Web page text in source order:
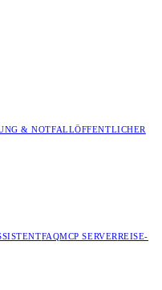
& NOTFALLÖFFENTLICHER
FAQMCP SERVERREISE-